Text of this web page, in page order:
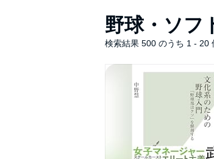
野球・ソフ
検索結果 500 のうち 1 - 20